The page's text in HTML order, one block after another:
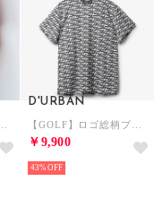
D'URBAN
￥9,900
43%